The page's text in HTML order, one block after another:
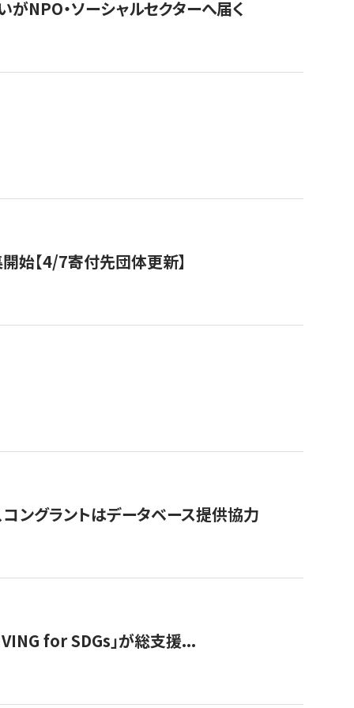
NPO・ソーシャルセクターへ届く
始【4/7寄付先団体更新】
ングラントはデータベース提供協力
for SDGs」が総支援...